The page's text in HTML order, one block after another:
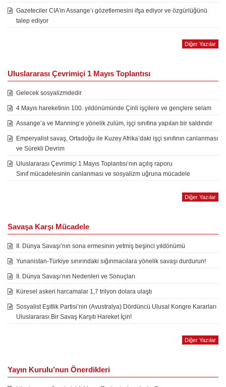
Gazeteciler CIA’in Assange’ı gözetlemesini ifşa ediyor ve özgürlüğünü
talep ediyor
Diğer Yazılar
Uluslararası Çevrimiçi 1 Mayıs Toplantısı
Gelecek sosyalizmdedir
4 Mayıs hareketinin 100. yıldönümünde Çinli işçilere ve gençlere selam
Assange’a ve Manning’e yönelik zulüm, işçi sınıfına yapılan bir saldırıdır
Emperyalist savaş, Ortadoğu ile Kuzey Afrika’daki işçi sınıfının canlanması
ve Sürekli Devrim
Uluslararası Çevrimiçi 1 Mayıs Toplantısı’nın açılış raporu
Sınıf mücadelesinin canlanması ve sosyalizm uğruna mücadele
Diğer Yazılar
Savaşa Karşı Mücadele
II. Dünya Savaşı’nın sona ermesinin yetmiş beşinci yıldönümü
Yunanistan-Türkiye sınırındaki sığınmacılara yönelik savaşı durdurun!
II. Dünya Savaşı’nın Nedenleri ve Sonuçları
Küresel askeri harcamalar 1,7 trilyon dolara ulaştı
Sosyalist Eşitlik Partisi’nin (Avustralya) Dördüncü Ulusal Kongre Kararları
Uluslararası Bir Savaş Karşıtı Hareket İçin!
Diğer Yazılar
Yayın Kurulu’nun Önerdikleri